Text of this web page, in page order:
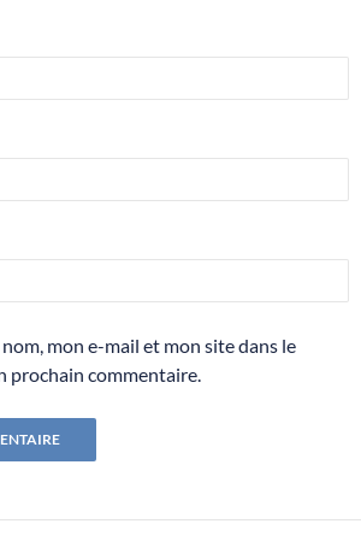
mon e-mail et mon site dans le
prochain commentaire.